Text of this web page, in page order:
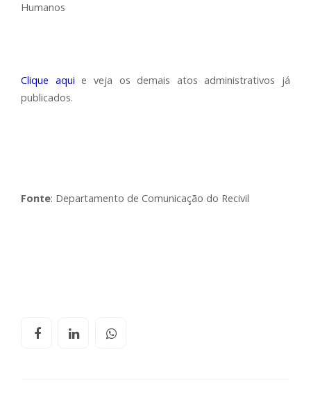
Humanos
Clique aqui e veja os demais atos administrativos já
publicados.
Fonte: Departamento de Comunicação do Recivil